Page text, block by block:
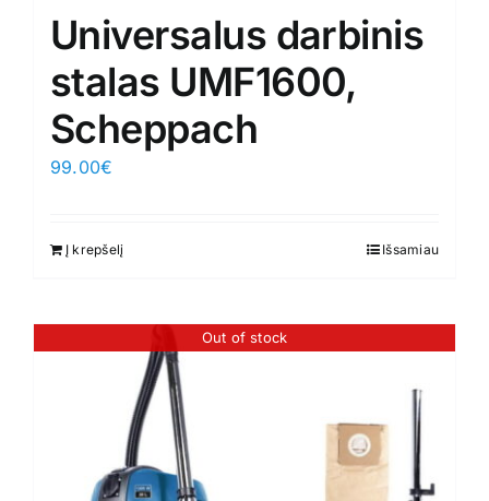
Universalus darbinis
stalas UMF1600,
Scheppach
99.00€
Į krepšelį Išsamiau
Out of stock